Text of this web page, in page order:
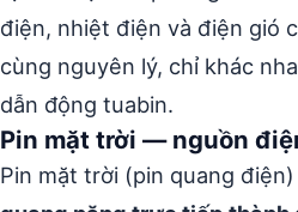
điện, nhiệt điện và điện gió
cùng nguyên lý, chỉ khác
dẫn động tuabin.
Pin mặt trời — nguồn
Pin mặt trời (pin quang